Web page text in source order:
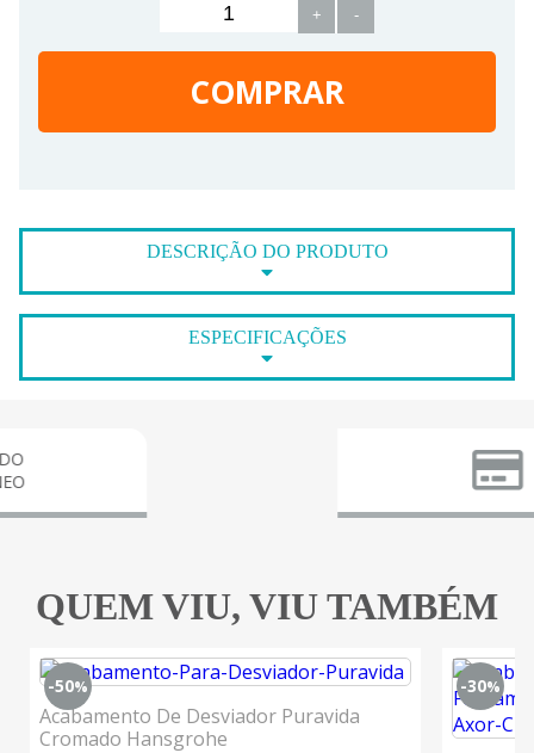
+ -
COMPRAR
DESCRIÇÃO DO PRODUTO
ESPECIFICAÇÕES
3X
QUEM VIU, VIU TAMBÉM
-50%
Acabamento De Desviador Puravida
Cromado Hansgrohe
-30%